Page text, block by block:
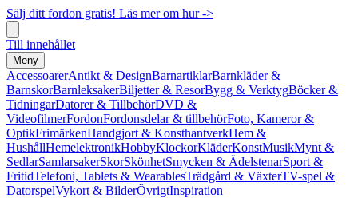
Sälj ditt fordon gratis! Läs mer om hur ->
Till innehållet
Meny
AccessoarerAntikt & DesignBarnartiklarBarnkläder &
BarnskorBarnleksakerBiljetter & ResorBygg & VerktygBöcker &
TidningarDatorer & TillbehörDVD &
VideofilmerFordonFordonsdelar & tillbehörFoto, Kameror &
OptikFrimärkenHandgjort & KonsthantverkHem &
HushållHemelektronikHobbyKlockorKläderKonstMusikMynt &
SedlarSamlarsakerSkorSkönhetSmycken & ÄdelstenarSport &
FritidTelefoni, Tablets & WearablesTrädgård & VäxterTV-spel &
DatorspelVykort & BilderÖvrigtInspiration